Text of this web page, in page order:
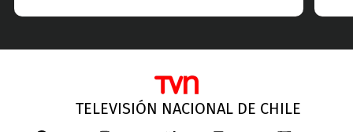
TELEVISIÓN NACIONAL DE CHILE